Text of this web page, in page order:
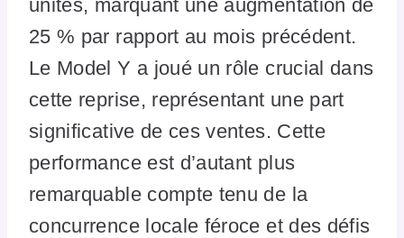
unités, marquant une augmentation de
25 % par rapport au mois précédent.
Le Model Y a joué un rôle crucial dans
cette reprise, représentant une part
significative de ces ventes. Cette
performance est d’autant plus
remarquable compte tenu de la
concurrence locale féroce et des défis